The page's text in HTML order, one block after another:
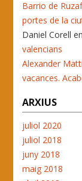
Barrio de
portes de la
Daniel Corell en
valencians
Alexander
vacances.
ARXIUS
juliol 2020
juliol 2018
juny 2018
maig 2018